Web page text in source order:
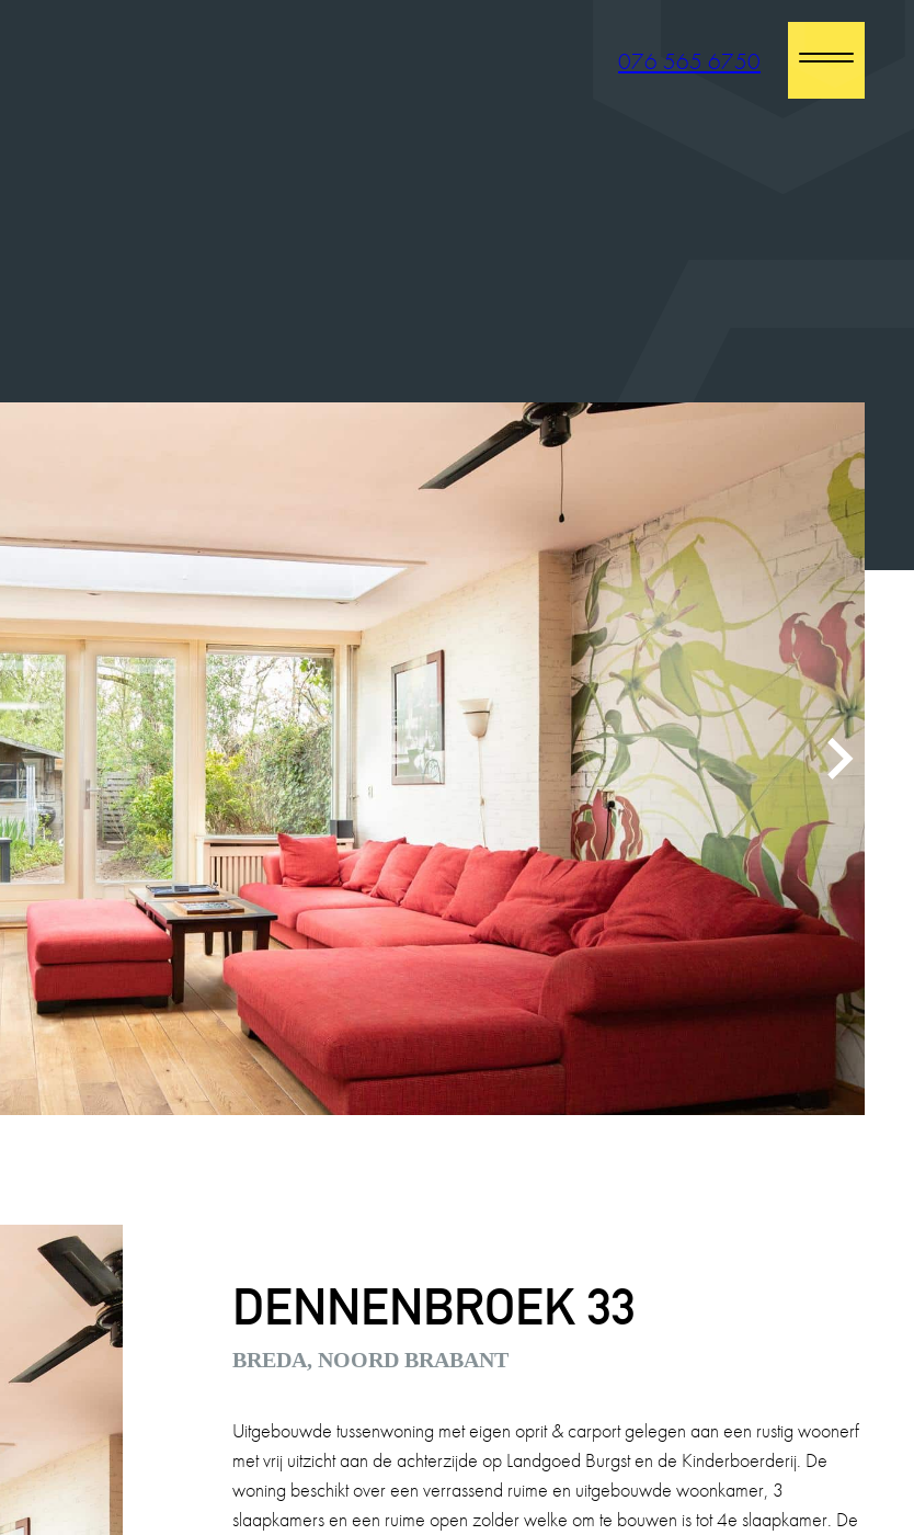
076 565 6750
DENNENBROEK 33
BREDA, NOORD BRABANT
Uitgebouwde tussenwoning met eigen oprit & carport gelegen aan een rustig woonerf
met vrij uitzicht aan de achterzijde op Landgoed Burgst en de Kinderboerderij. De
woning beschikt over een verrassend ruime en uitgebouwde woonkamer, 3
slaapkamers en een ruime open zolder welke om te bouwen is tot 4e slaapkamer. De